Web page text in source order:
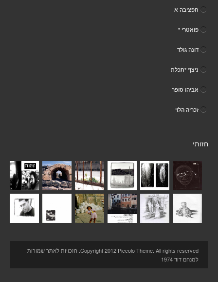
חפציבה א
פואטרי *
דונה גולד
ניצן* *תכלת
אביהו סופר
זכריה הלוי
חזותי
Copyright 2012 Piccolo Theme. All rights reserved. הזכויות לאתר שמורות
למנחם דוד 1974